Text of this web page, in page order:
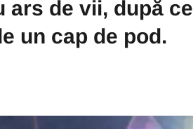
ars de vii, după ce
un cap de pod.